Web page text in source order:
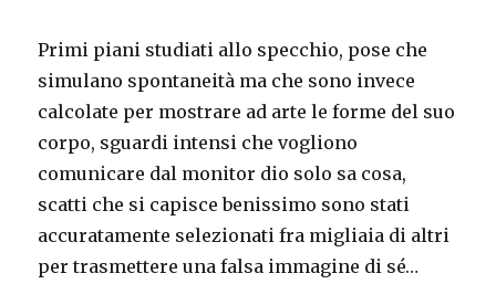
Primi piani studiati allo specchio, pose che
simulano spontaneità ma che sono invece
calcolate per mostrare ad arte le forme del suo
corpo, sguardi intensi che vogliono
comunicare dal monitor dio solo sa cosa,
scatti che si capisce benissimo sono stati
accuratamente selezionati fra migliaia di altri
per trasmettere una falsa immagine di sé…